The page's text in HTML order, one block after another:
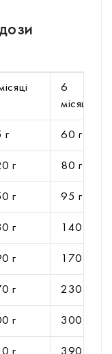
6
місяців
г 60 г
г 80 г
г 95 г
г 140 г
г 170 г
г 230 г
г 300 г